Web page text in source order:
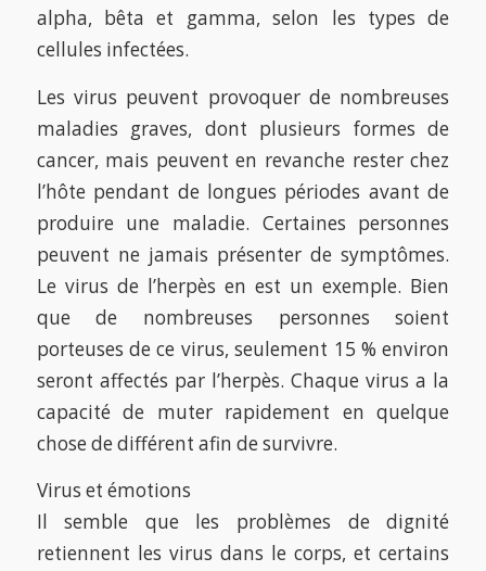
alpha, bêta et gamma, selon les types de
cellules infectées.
Les virus peuvent provoquer de nombreuses
maladies graves, dont plusieurs formes de
cancer, mais peuvent en revanche rester chez
l’hôte pendant de longues périodes avant de
produire une maladie. Certaines personnes
peuvent ne jamais présenter de symptômes.
Le virus de l’herpès en est un exemple. Bien
que de nombreuses personnes soient
porteuses de ce virus, seulement 15 % environ
seront affectés par l’herpès. Chaque virus a la
capacité de muter rapidement en quelque
chose de différent afin de survivre.
Virus et émotions
Il semble que les problèmes de dignité
retiennent les virus dans le corps, et certains